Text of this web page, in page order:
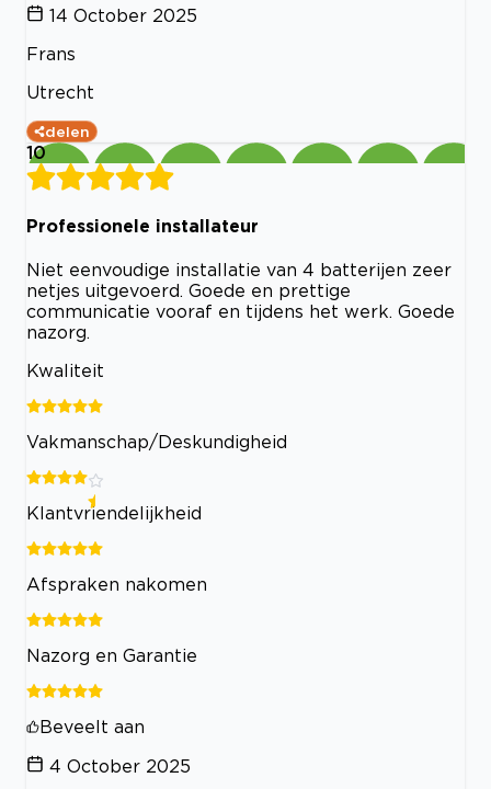
14 October 2025
Frans
Utrecht
delen
10
Professionele installateur
Niet eenvoudige installatie van 4 batterijen zeer
netjes uitgevoerd. Goede en prettige
communicatie vooraf en tijdens het werk. Goede
nazorg.
Kwaliteit
Vakmanschap/Deskundigheid
Klantvriendelijkheid
Afspraken nakomen
Nazorg en Garantie
Beveelt aan
4 October 2025